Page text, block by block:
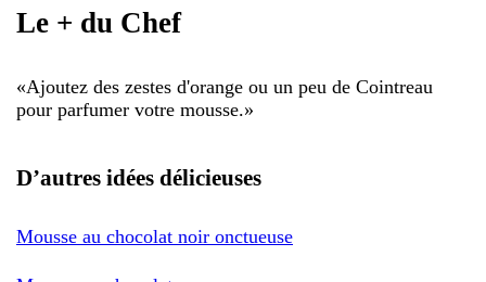
Le + du Chef
«Ajoutez des zestes d'orange ou un peu de Cointreau
pour parfumer votre mousse.»
D’autres idées délicieuses
Mousse au chocolat noir onctueuse